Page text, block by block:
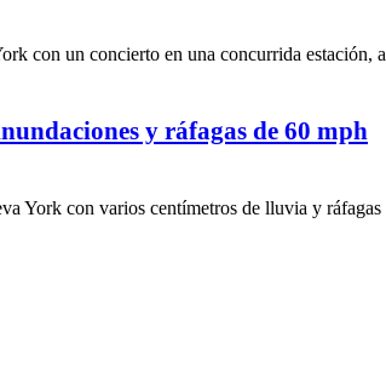
con un concierto en una concurrida estación,
y ráfagas de 60 mph
York con varios centímetros de lluvia y ráfagas